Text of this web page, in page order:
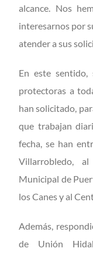
alcance. Nos
interesarnos por
atender a sus
En este sentido,
protectoras a
han solicitado,
que trabajan
fecha, se han
Villarrobledo,
Municipal de
los Canes y al
Además,
de Unión